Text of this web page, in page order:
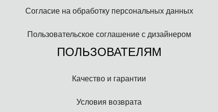
Согласие на обработку персональных данных
Пользовательское соглашение с дизайнером
ПОЛЬЗОВАТЕЛЯМ
Качество и гарантии
Условия возврата